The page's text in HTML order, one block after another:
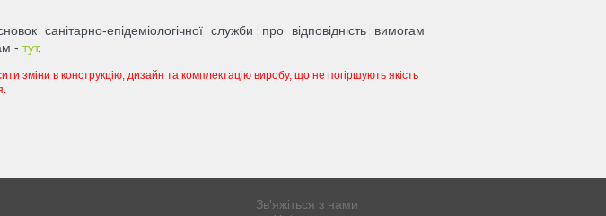
санітарно-епідеміологічної служби про відповідність вимогам
- тут.
зміни в конструкцію, дизайн та комплектацію виробу, що не погіршують якість
Зв'яжіться з нами